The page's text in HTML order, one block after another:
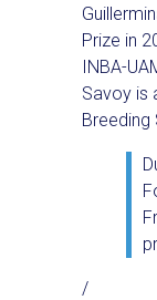
Prize in
INBA-
Savoy is
/